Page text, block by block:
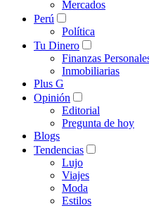
Mercados
Perú
Política
Tu Dinero
Finanzas
Inmobiliarias
Plus G
Opinión
Editorial
Pregunta de hoy
Blogs
Tendencias
Lujo
Viajes
Moda
Estilos